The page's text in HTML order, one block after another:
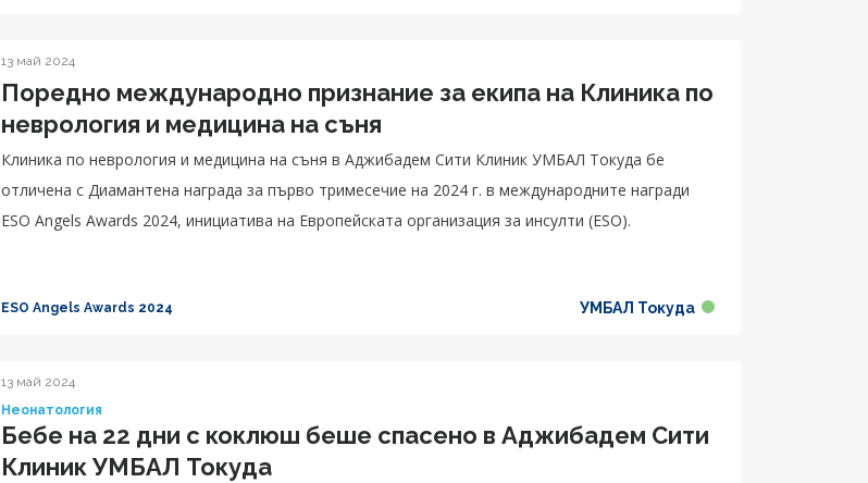
13 май 2024
Поредно международно признание за екипа на Клиника по
неврология и медицина на съня
Клиника по неврология и медицина на съня в Аджибадем Сити Клиник УМБАЛ Токуда бе
отличена с Диамантена награда за първо тримесечие на 2024 г. в международните награди
ESO Angels Awards 2024, инициатива на Европейската организация за инсулти (ESO).
ESO Angels Awards 2024 УМБАЛ Токуда
13 май 2024
Неонатология
Бебе на 22 дни с коклюш беше спасено в Аджибадем Сити
Клиник УМБАЛ Токуда